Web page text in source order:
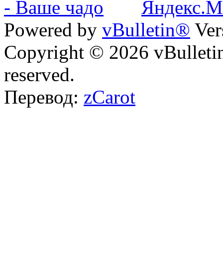
Powered by vBulletin®
Copyright © 2026
reserved.
Перевод: zCarot